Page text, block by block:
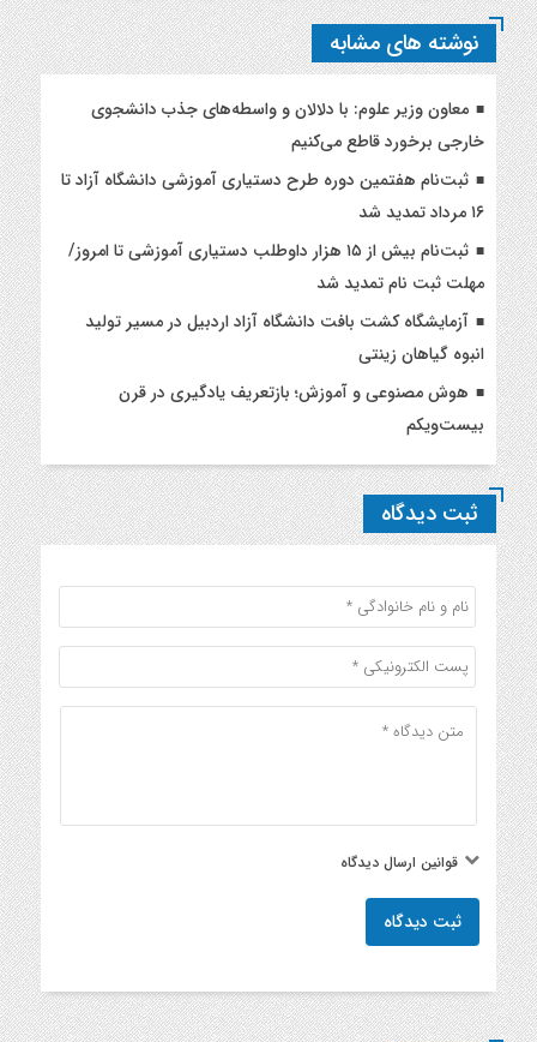
نوشته های مشابه
معاون وزیر علوم: با دلالان و واسطه‌های جذب دانشجوی
خارجی برخورد قاطع می‌کنیم
ثبت‌نام هفتمین دوره طرح دستیاری آموزشی دانشگاه آزاد تا
۱۶ مرداد تمدید شد
ثبت‌نام بیش از ۱۵ هزار داوطلب دستیاری آموزشی تا امروز/
مهلت ثبت نام تمدید شد
آزمایشگاه کشت بافت دانشگاه آزاد اردبیل در مسیر تولید
انبوه گیاهان زینتی
هوش مصنوعی و آموزش؛ بازتعریف یادگیری در قرن
بیست‌ویکم
ثبت دیدگاه
قوانین ارسال دیدگاه
ثبت دیدگاه